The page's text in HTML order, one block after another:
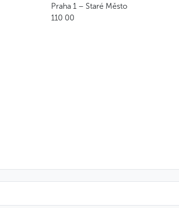
Knoblauch gefüllt, dazu Graupen mit Pilzen und
Praha 1 – Staré Město
110 00